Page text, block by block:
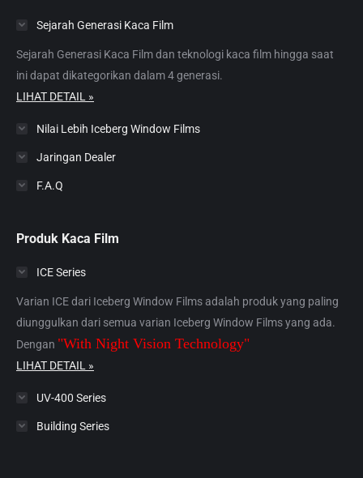
new
window
new
window
new
window
new
window
new
window
Sejarah Generasi Kaca Film
Sejarah Generasi Kaca Film dan teknologi kaca film hingga saat
ini dapat dikategorikan dalam 4 generasi.
LIHAT DETAIL »
Nilai Lebih Iceberg Window Films
Jaringan Dealer
F.A.Q
Produk Kaca Film
ICE Series
Varian ICE dari Iceberg Window Films adalah produk yang paling
diunggulkan dari semua varian Iceberg Window Films yang ada.
Dengan "With Night Vision Technology"
LIHAT DETAIL »
UV-400 Series
Building Series